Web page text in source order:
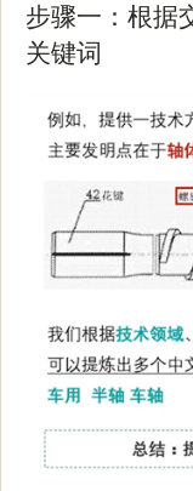
步骤一：根据
关键词